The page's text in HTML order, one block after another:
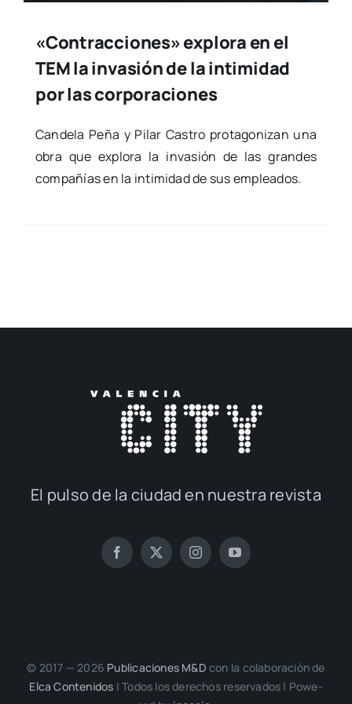
«Contracciones» explora en el
TEM la invasión de la intimidad
por las corporaciones
Can­de­la Peña y Pilar Cas­tro pro­ta­go­ni­zan una
obra que explo­ra la inva­sión de las gran­des
com­pa­ñías en la inti­mi­dad de sus emplea­dos.
El pul­so de la ciu­dad en nues­tra revis­ta
© 2017 — 2026 Publi­ca­cio­nes M&D con la cola­bo­ra­ción de
Elca Con­te­ni­dos | Todos los dere­chos reser­va­dos | Powe­